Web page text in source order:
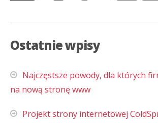
Ostatnie wpisy
Najczęstsze powody, dla których
na nową stronę www
Projekt strony internetowej